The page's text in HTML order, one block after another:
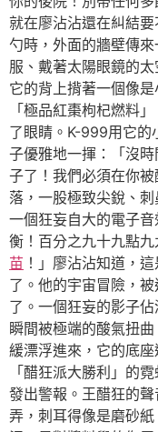
就在廖沾沾還在糾結
勺時，外面的牆壁傳
服、戴著太陽眼鏡的
它的背上揹著一個像
「極品紅棗枸杞燃料
了眼睛。K-999用它的
子優雅地一揮：「沒
子了！我們必須在你
落，一股極致尖銳、
一個狂妄自大的電子
衡！百分之九十九點
苗 ！」廖沾沾知道，
了。他的宇宙冒險，
了。一個狂妄的影子
瞬間被極端的酸氣扭
緩漂浮進來，它的底
「醋狂派大勝利」的
發出警報。王醋狂的
弄，刺耳得像是磨砂